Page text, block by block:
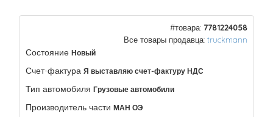
#товара: 7781224058
Все товары продавца: truckmann
Состояние Новый
Счет-фактура Я выставляю счет-фактуру НДС
Тип автомобиля Грузовые автомобили
Производитель части МАН ОЭ